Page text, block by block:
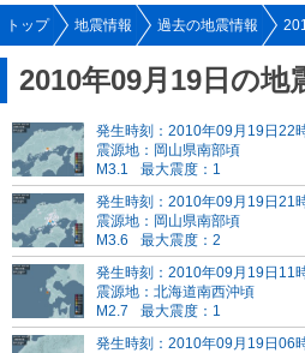
トップ 地震情報 過去の地震情報
2010年09月19日の地
発生時刻：2010年09月19日22
震源地：岡山県南部頃
M3.1
最大震度：1
発生時刻：2010年09月19日21
震源地：岡山県南部頃
M3.6
最大震度：2
発生時刻：2010年09月19日11
震源地：北海道南西沖頃
M2.7
最大震度：1
発生時刻：2010年09月19日06